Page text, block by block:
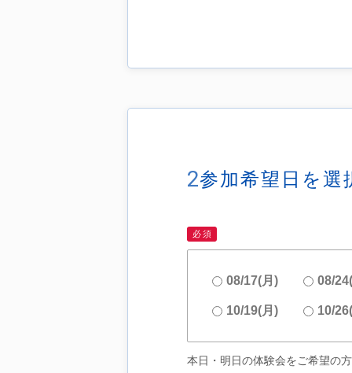
2参加希望日を選
必須
08/17(月) 08/
10/19(月) 10/
本日・明日の体験会をご希望の